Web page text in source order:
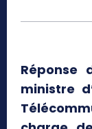
Réponse
ministre